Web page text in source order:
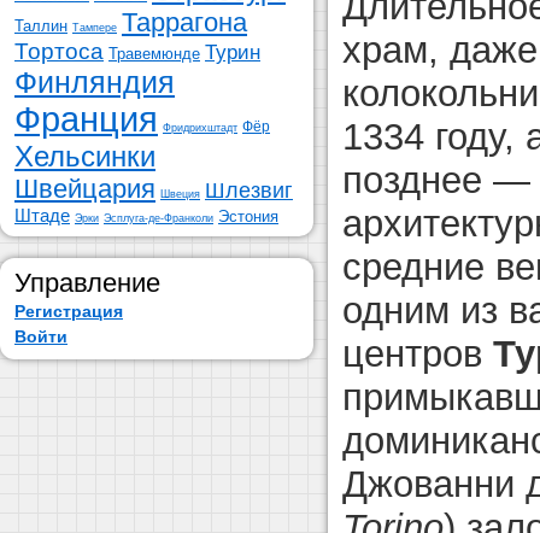
Таллин Тампере Таррагона
Тортоса Травемюнде Турин
Финляндия
Франция Фридрихштадт Фёр
Хельсинки
Швейцария Швеция Шлезвиг
Штаде Эрки Эсплуга-де-Франколи Эстония
Управление
Регистрация
Войти
храм,
1334 году,
позднее —
средние
одним из
центров
Джованни